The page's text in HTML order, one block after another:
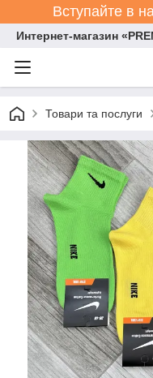
Вступайте в
Интернет-магазин
Товари та послуги